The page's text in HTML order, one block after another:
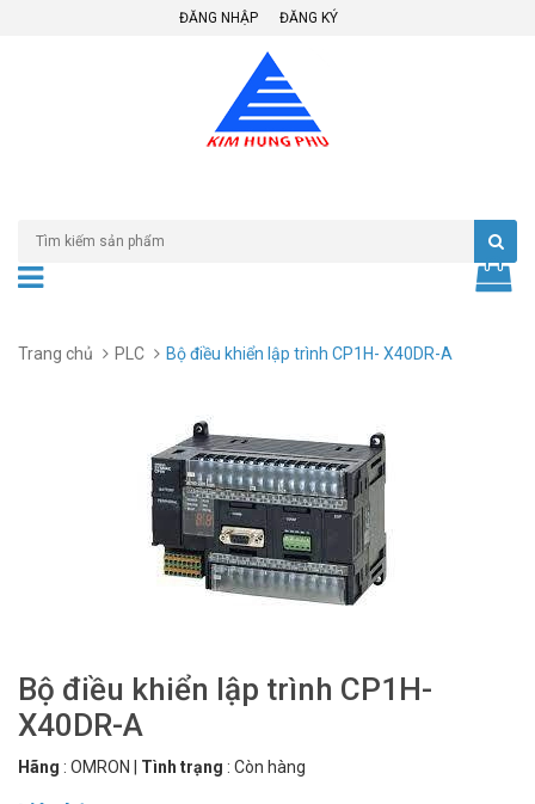
ĐĂNG NHẬP ĐĂNG KÝ
Trang chủ PLC Bộ điều khiển lập trình CP1H- X40DR-A
Bộ điều khiển lập trình CP1H-
X40DR-A
Hãng : OMRON Tình trạng : Còn hàng